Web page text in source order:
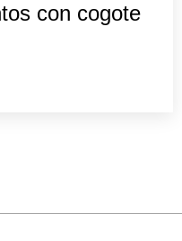
con cogote